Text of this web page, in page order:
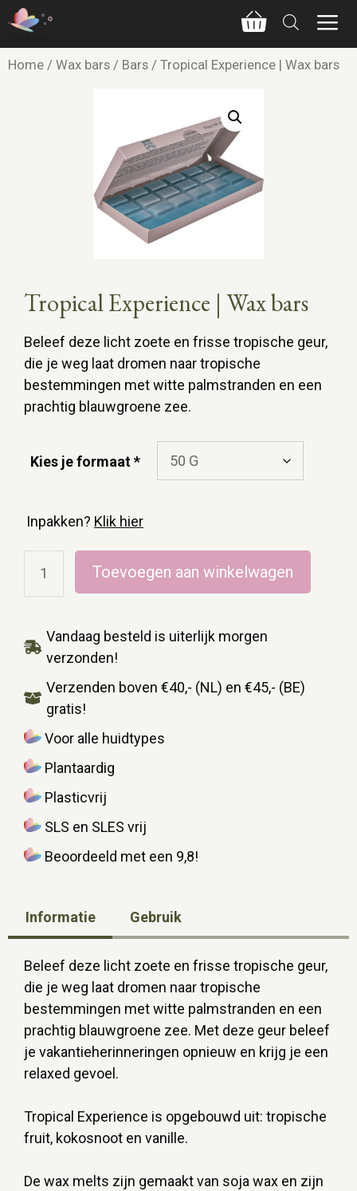
Home / Wax bars / Bars / Tropical Experience | Wax bars
Tropical Experience | Wax bars
Beleef deze licht zoete en frisse tropische geur,
die je weg laat dromen naar tropische
bestemmingen met witte palmstranden en een
prachtig blauwgroene zee.
Kies je formaat
Inpakken? Klik hier
Toevoegen aan winkelwagen
Vandaag besteld is uiterlijk morgen
verzonden!
Verzenden boven €40,- (NL) en €45,- (BE)
gratis!
Voor alle huidtypes
Plantaardig
Plasticvrij
SLS en SLES vrij
Beoordeeld met een 9,8!
Informatie Gebruik
Beleef deze licht zoete en frisse tropische geur,
die je weg laat dromen naar tropische
bestemmingen met witte palmstranden en een
prachtig blauwgroene zee. Met deze geur beleef
je vakantieherinneringen opnieuw en krijg je een
relaxed gevoel.
Tropical Experience is opgebouwd uit: tropische
fruit, kokosnoot en vanille.
De wax melts zijn gemaakt van soja wax en zijn